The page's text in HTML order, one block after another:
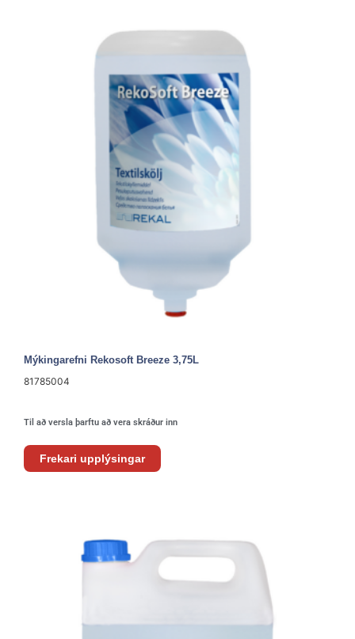
Mýkingarefni Rekosoft Breeze 3,75L
81785004
Til að versla þarftu að vera skráður inn
Frekari upplýsingar